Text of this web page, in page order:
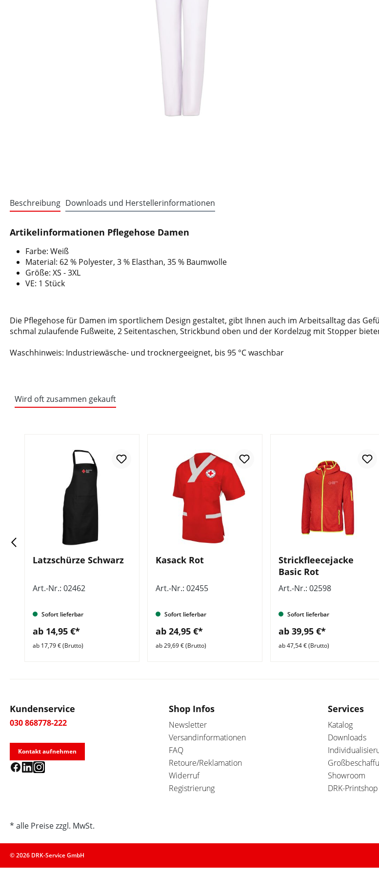
Beschreibung Downloads und Herstellerinformationen
Artikelinformationen Pflegehose Damen
Farbe: Weiß
Material: 62 % Polyester, 3 % Elasthan, 35 % Baumwolle
Größe: XS - 3XL
VE: 1 Stück
Die Pflegehose für Damen im sportlichem Design gestaltet, gibt Ihnen auch im Arbeitsalltag das
schmal zulaufende Fußweite, 2 Seitentaschen, Strickbund oben und der Kordelzug mit Stopper
Waschhinweis: Industriewäsche- und trocknergeeignet, bis 95 °C waschbar
Wird oft zusammen gekauft
Latzschürze Schwarz
Art.-Nr.: 02462
Sofort lieferbar
ab 14,95 €*
ab 17,79 € (Brutto)
Kasack Rot
Art.-Nr.: 02455
Sofort lieferbar
ab 24,95 €*
ab 29,69 € (Brutto)
Strickfleecejacke
Basic Rot
Art.-Nr.: 02598
Sofort lieferbar
ab 39,95 €*
ab 47,54 € (Brutto)
Kundenservice
030 868778-222
Kontakt aufnehmen
Shop Infos
Newsletter
Versandinformationen
FAQ
Retoure/Reklamation
Widerruf
Registrierung
Services
Katalog
Downloads
Showroom
DRK-Printshop
* alle Preise zzgl. MwSt.
© 2026 DRK-Service GmbH